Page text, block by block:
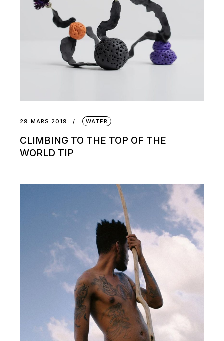
29 MARS 2019 WATER
CLIMBING TO THE TOP OF THE
WORLD TIP